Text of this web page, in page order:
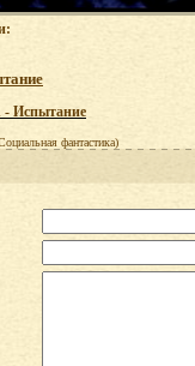
- Испытание
фантастика)